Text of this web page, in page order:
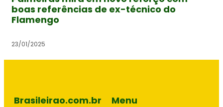
boas referências de ex-técnico do
Flamengo
23/01/2025
Brasileirao.com.br Menu